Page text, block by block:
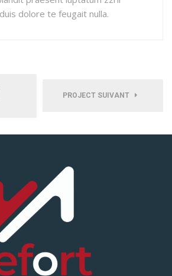
dolore te feugait nulla.
PROJECT SUIVANT